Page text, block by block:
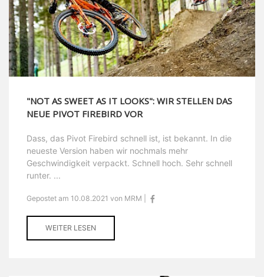
"NOT AS SWEET AS IT LOOKS": WIR STELLEN DAS
NEUE PIVOT FIREBIRD VOR
Dass, das Pivot Firebird schnell ist, ist bekannt. In die
neueste Version haben wir nochmals mehr
Geschwindigkeit verpackt. Schnell hoch. Sehr schnell
runter. ...
Gepostet am 10.08.2021 von MRM |
WEITER LESEN